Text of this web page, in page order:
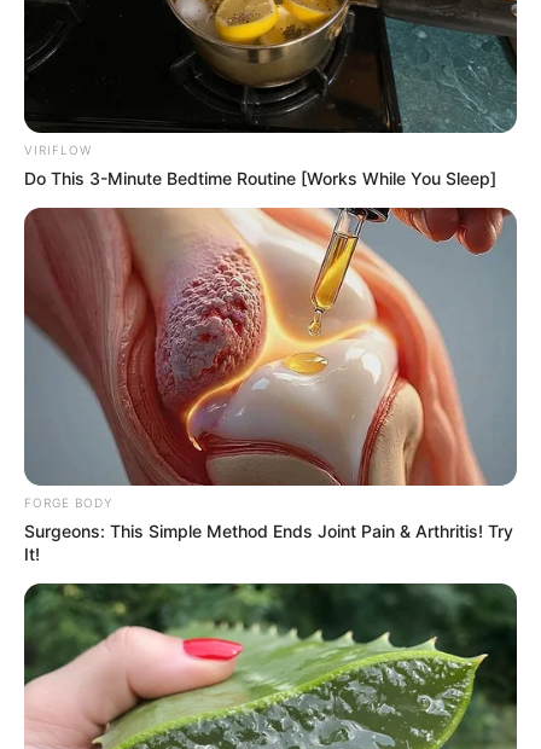
แนะนำการเสริมดวงในวันนี้ด้วยการเปลี่ยนรูป
โปรไฟล์ในสื่อโซเชียลต่างๆเป็นรูปสถานที่ท่องเที่ยว
จะช่วยกระตุ้นทำให้ชีวิตพบเจอความโชคดีตลอดทั้ง
วัน
เคล็ดลับเสริมดวงประจำวันเสาร์
วันนี้ตื่นนอนหรือก่อนเริ่มทำงาน แนะนำสวด
“อิ ธะ คะ มะ จิ เจ รุ นิ” 3 จบ จะทำให้ชีวิตราบรื่น ทำ
อะไรไม่ติดขัด
เคล็ดลับเสริมดวงประจำวันอาทิตย์
สำหรับการเสริมดวงในวันนี้แนะนำให้เปลี่ยนรูปพื้น
หลังโทรศัพท์มือถือเป็นรูปโต๊ะทำงานของตัวเอง จะ
ช่วยส่งเสริมให้ได้รับเงินหรือความโชคดีเข้ามาในชีวิต
โดย อ. มิก พชร ทูตเทวะ
VIRIFLOW
Do This 3-Minute Bedtime Routine [Works While You Sleep]
FORGE BODY
Surgeons: This Simple Method Ends Joint Pain & Arthritis! Try
It!